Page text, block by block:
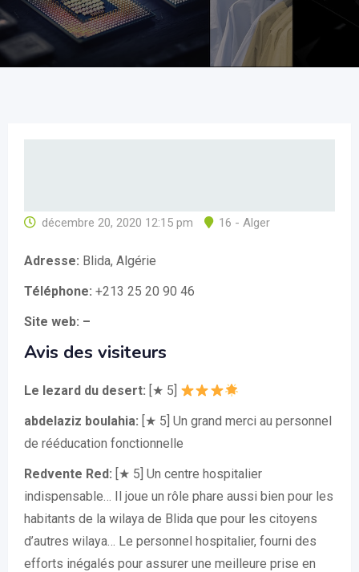
décembre 20, 2020 12:15 pm 16 - Alger
Adresse: Blida, Algérie
Téléphone: +213 25 20 90 46
Site web: –
Avis des visiteurs
Le lezard du desert: [★ 5]
abdelaziz boulahia: [★ 5] Un grand merci au personnel
de rééducation fonctionnelle
Redvente Red: [★ 5] Un centre hospitalier
indispensable… Il joue un rôle phare aussi bien pour les
habitants de la wilaya de Blida que pour les citoyens
d’autres wilaya… Le personnel hospitalier, fourni des
efforts inégalés pour assurer une meilleure prise en